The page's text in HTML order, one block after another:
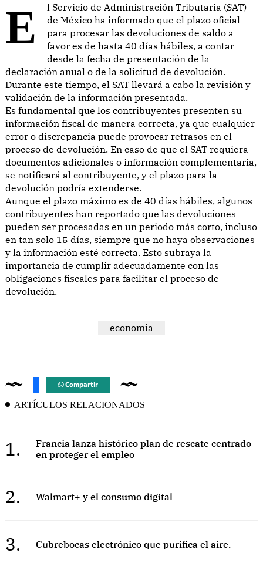
El Servicio de Administración Tributaria (SAT)
de México ha informado que el plazo oficial
para procesar las devoluciones de saldo a
favor es de hasta 40 días hábiles, a contar
desde la fecha de presentación de la
declaración anual o de la solicitud de devolución.
Durante este tiempo, el SAT llevará a cabo la revisión y
validación de la información presentada.
Es fundamental que los contribuyentes presenten su
información fiscal de manera correcta, ya que cualquier
error o discrepancia puede provocar retrasos en el
proceso de devolución. En caso de que el SAT requiera
documentos adicionales o información complementaria,
se notificará al contribuyente, y el plazo para la
devolución podría extenderse.
Aunque el plazo máximo es de 40 días hábiles, algunos
contribuyentes han reportado que las devoluciones
pueden ser procesadas en un periodo más corto, incluso
en tan solo 15 días, siempre que no haya observaciones
y la información esté correcta. Esto subraya la
importancia de cumplir adecuadamente con las
obligaciones fiscales para facilitar el proceso de
devolución.
economia
Compartir
ARTÍCULOS RELACIONADOS
1.
Francia lanza histórico plan de rescate centrado
en proteger el empleo
2. Walmart+ y el consumo digital
3. Cubrebocas electrónico que purifica el aire.